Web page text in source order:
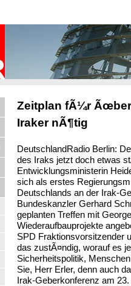
Zeitplan fÃ¼r
Iraker nÃ¶tig
DeutschlandRadio Berlin:
des Iraks jetzt doch etwas
Entwicklungsministerin
sich als erstes
Deutschlands an der Irak-
Bundeskanzler Gerhard
geplanten Treffen mit
Wiederaufbauprojekte
SPD Fraktionsvorsitzender
das zustÃ¤ndig, worauf es
Sicherheitspolitik,
Sie, Herr Erler, denn auch
Irak-Geberkonferenz am